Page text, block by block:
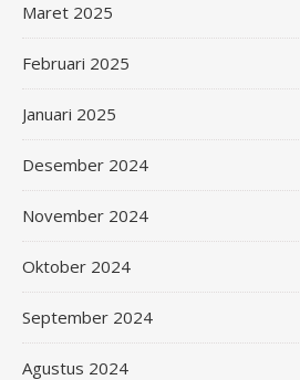
Maret 2025
Februari 2025
Januari 2025
Desember 2024
November 2024
Oktober 2024
September 2024
Agustus 2024